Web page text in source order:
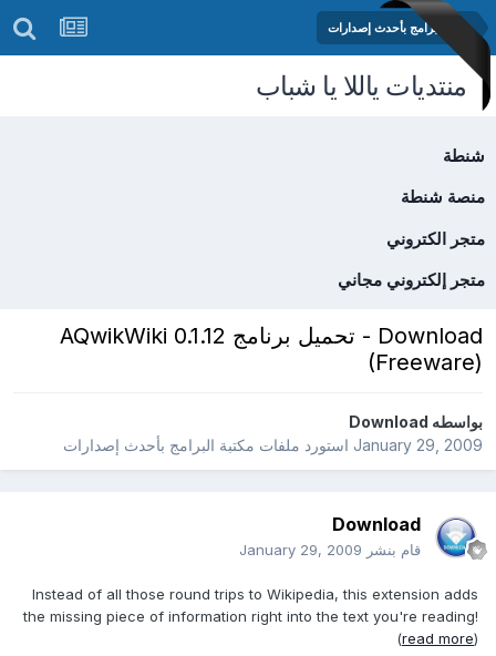
مكتبة البرامج بأحدث إصدارات
منتديات ياللا يا شباب
شنطة
منصة شنطة
متجر الكتروني
متجر إلكتروني مجاني
Download - تحميل برنامج AQwikWiki 0.1.12
(Freeware)
بواسطهDownload
January 29, 2009استورد ملفات مكتبة البرامج بأحدث إصدارات
Download
قام بنشر January 29, 2009
Instead of all those round trips to Wikipedia, this extension adds
the missing piece of information right into the text you're reading!
(read more